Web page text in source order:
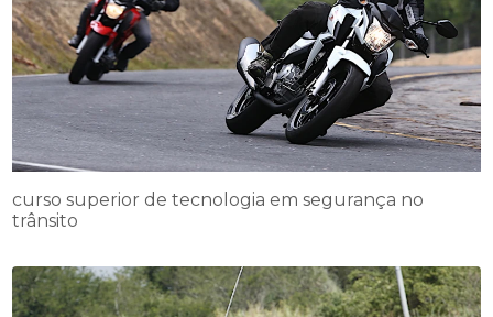
curso superior de tecnologia em segurança no
trânsito